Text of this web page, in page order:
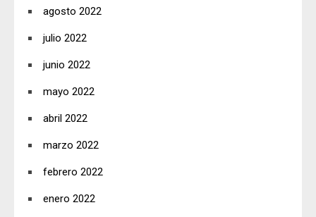
agosto 2022
julio 2022
junio 2022
mayo 2022
abril 2022
marzo 2022
febrero 2022
enero 2022